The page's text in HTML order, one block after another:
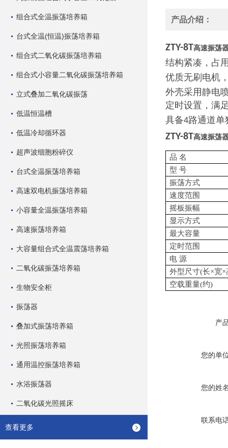
组合式全温振荡培养箱
台式全温(恒温)振荡培养箱
组合式二氧化碳振荡培养箱
组合式小容量二氧化碳振荡培养箱
立式叠加二氧化碳振荡
低温恒温槽
低温冷却循环器
超声波细胞粉碎仪
台式全温振荡培养箱
高速双电机振荡培养箱
小容量全温振荡培养箱
高速振荡培养箱
大容量组合式全温震荡培养箱
二氧化碳振荡培养箱
生物安全柜
振荡器
叠加式振荡培养箱
光照振荡培养箱
通用温控振荡培养箱
水浴振荡器
二氧化碳光照摇床
查看更多
产品介绍：
ZTY-8T高速振荡
结构紧凑，占
优质无刷电机
外壳采用静电
定时设置，满
具备4路通道单
ZTY-8T高速振荡
品 名
型 号
振荡方式
速度范围
摇板振幅
显示方式
最大容量
定时范围
电 源
外型尺寸(长×宽×
空载重量(约)
产
您的单
您的姓
联系电